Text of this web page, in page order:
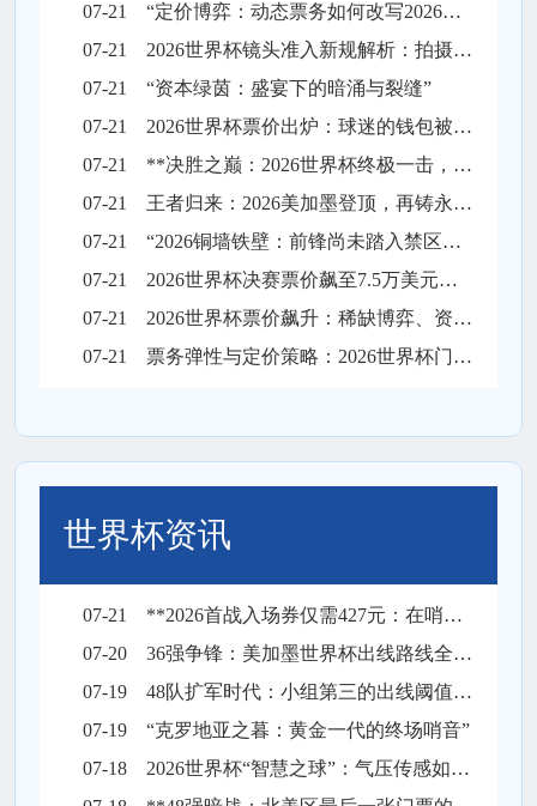
07-21
“定价博弈：动态票务如何改写2026世界杯财富格局”
07-21
2026世界杯镜头准入新规解析：拍摄权限调整与现场执行要点
07-21
“资本绿茵：盛宴下的暗涌与裂缝”
07-21
2026世界杯票价出炉：球迷的钱包被迫“踢满全场”
07-21
**决胜之巅：2026世界杯终极一击，绝杀封王**
07-21
王者归来：2026美加墨登顶，再铸永恒传奇
07-21
“2026铜墙铁壁：前锋尚未踏入禁区，梦想已碎在防线之外”
07-21
2026世界杯决赛票价飙至7.5万美元，天价门票创下历史纪录
07-21
2026世界杯票价飙升：稀缺博弈、资本暗战与全球体育消费版图的结构性重塑
07-21
票务弹性与定价策略：2026世界杯门票市场的溢价平衡机制
世界杯资讯
07-21
**2026首战入场券仅需427元：在哨响前，让沉默彻底失声**
07-20
36强争锋：美加墨世界杯出线路线全景解构
07-19
48队扩军时代：小组第三的出线阈值与突围逻辑
07-19
“克罗地亚之暮：黄金一代的终场哨音”
07-18
2026世界杯“智慧之球”：气压传感如何实时校准远射飞行轨迹